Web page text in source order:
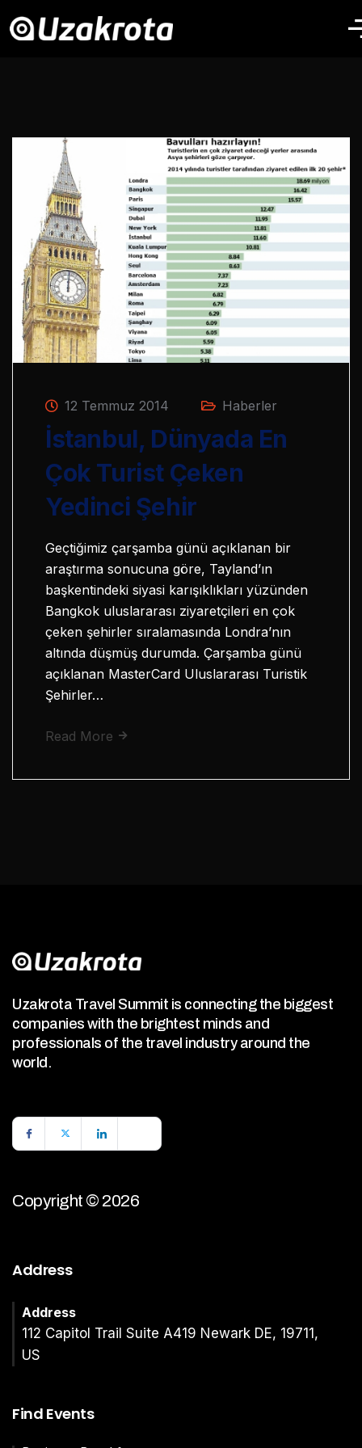
12 Temmuz 2014 Haberler
İstanbul, Dünyada En
Çok Turist Çeken
Yedinci Şehir
Geçtiğimiz çarşamba günü açıklanan bir
araştırma sonucuna göre, Tayland’ın
başkentindeki siyasi karışıklıkları yüzünden
Bangkok uluslararası ziyaretçileri en çok
çeken şehirler sıralamasında Londra’nın
altında düşmüş durumda. Çarşamba günü
açıklanan MasterCard Uluslararası Turistik
Şehirler…
Read More
Uzakrota Travel Summit is connecting the biggest
companies with the brightest minds and
professionals of the travel industry around the
world.
Copyright © 2026
Address
Address
112 Capitol Trail Suite A419 Newark DE, 19711,
US
Find Events